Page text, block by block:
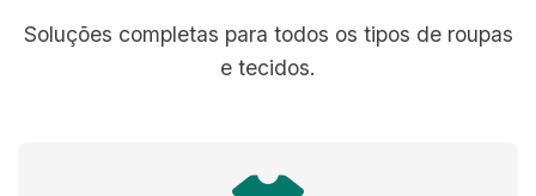
Soluções completas para todos os tipos de roupas
e tecidos.